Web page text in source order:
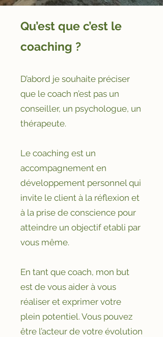
Qu’est que c’est le
coaching ?
D’abord je souhaite préciser
que le coach n’est pas un
conseiller, un psychologue, un
thérapeute.
Le coaching est un
accompagnement en
développement personnel qui
invite le client à la réflexion et
à la prise de conscience pour
atteindre un objectif etabli par
vous même.
En tant que coach, mon but
est de vous aider à vous
réaliser et exprimer votre
plein potentiel. Vous pouvez
être l’acteur de votre évolution